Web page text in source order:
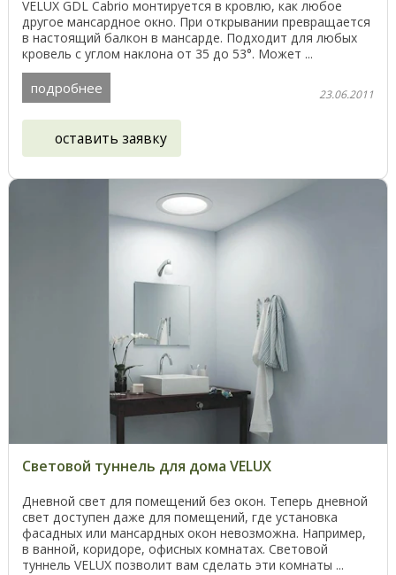
VELUX GDL Cabrio монтируется в кровлю, как любое
другое мансардное окно. При открывании превращается
в настоящий балкон в мансарде. Подходит для любых
кровель с углом наклона от 35 до 53°. Может ...
подробнее 23.06.2011
оставить заявку
Световой туннель для дома VELUX
Дневной свет для помещений без окон. Теперь дневной
свет доступен даже для помещений, где установка
фасадных или мансардных окон невозможна. Например,
в ванной, коридоре, офисных комнатах. Световой
туннель VELUX позволит вам сделать эти комнаты ...